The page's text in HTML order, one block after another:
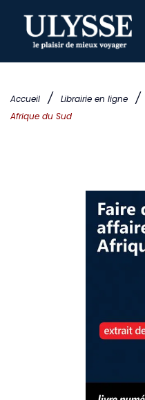
Accueil / Librairie en ligne /
Afrique du Sud